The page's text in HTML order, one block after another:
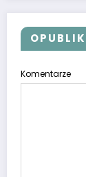
Komentarze